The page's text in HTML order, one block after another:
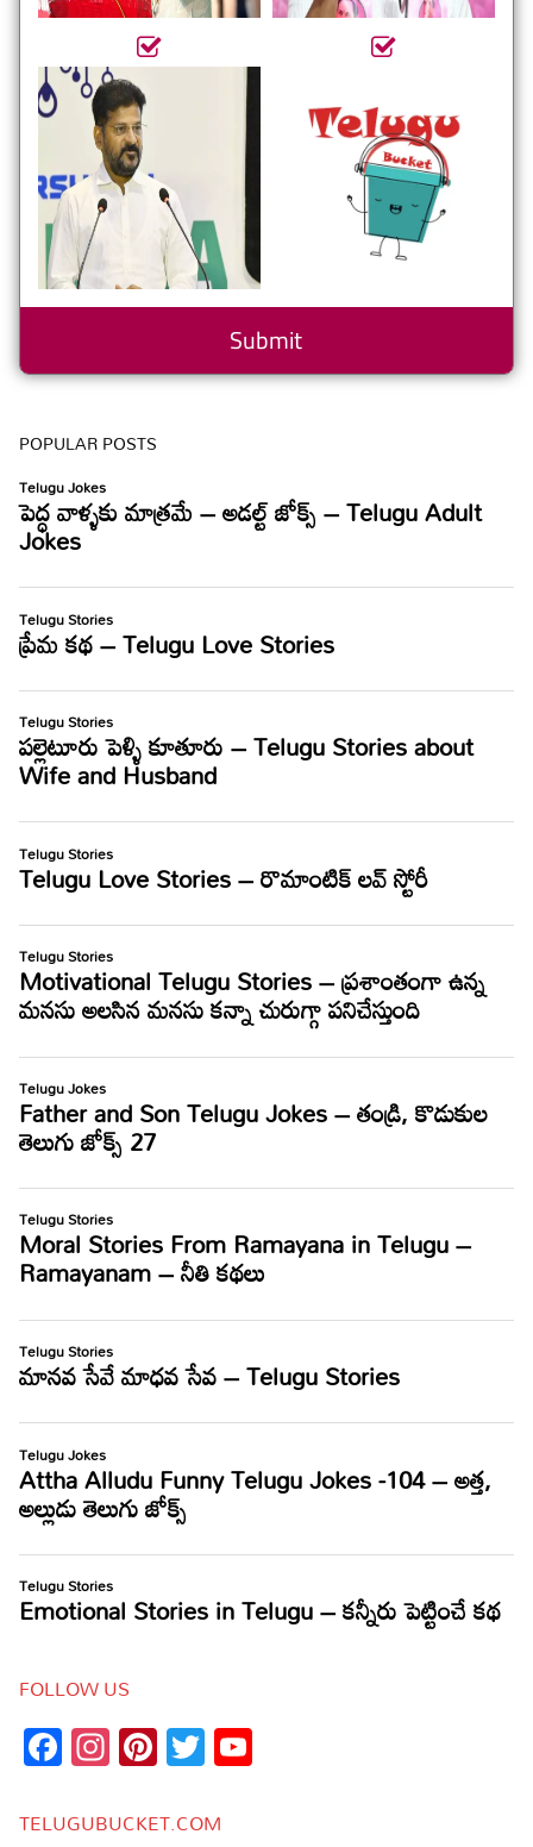
POPULAR POSTS
FOLLOW US
Facebook
Instagram
Pinterest
Twitter
TELUGUBUCKET.COM